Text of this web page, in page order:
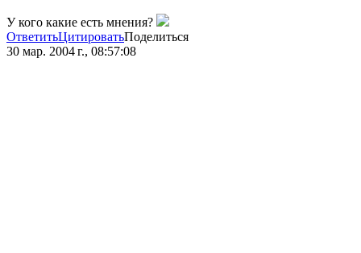
У кого какие есть мнения?
ОтветитьЦитироватьПоделиться
30 мар. 2004 г., 08:57:08